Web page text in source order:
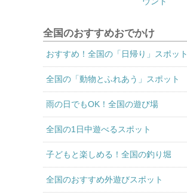
全国のおすすめおでかけ
おすすめ！全国の「日帰り」スポット
全国の「動物とふれあう」スポット
雨の日でもOK！全国の遊び場
全国の1日中遊べるスポット
子どもと楽しめる！全国の釣り堀
全国のおすすめ外遊びスポット